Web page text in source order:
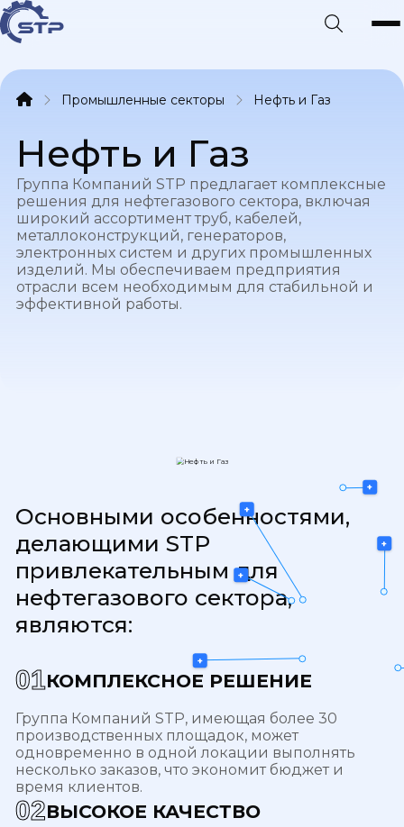
Промышленные секторы Нефть и Газ
Нефть и Газ
Группа Компаний STP предлагает комплексные
решения для нефтегазового сектора, включая
широкий ассортимент труб, кабелей,
металлоконструкций, генераторов,
электронных систем и других промышленных
изделий. Мы обеспечиваем предприятия
отрасли всем необходимым для стабильной и
эффективной работы.
Основными особенностями,
делающими STP
привлекательным для
нефтегазового сектора,
являются:
01КОМПЛЕКСНОЕ РЕШЕНИЕ
Группа Компаний STP, имеющая более 30
производственных площадок, может
одновременно в одной локации выполнять
несколько заказов, что экономит бюджет и
время клиентов.
02ВЫСОКОЕ КАЧЕСТВО
+
+
+
+
+